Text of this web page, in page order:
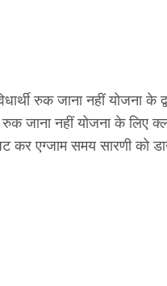
रुक जाना नहीं योजना
रुक जाना नहीं योजना के
कर एग्जाम समय सारणी को